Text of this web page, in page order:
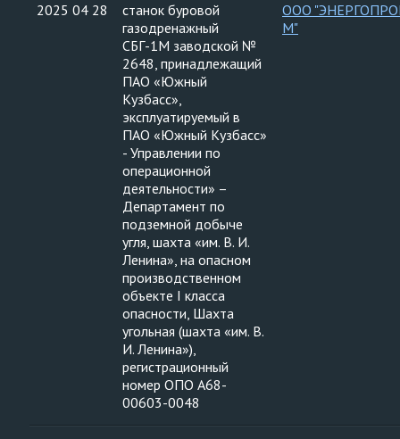
2025 04 28
станок буровой
газодренажный
СБГ-1М заводской №
2648, принадлежащий
ПАО «Южный
Кузбасс»,
эксплуатируемый в
ПАО «Южный Кузбасс»
- Управлении по
операционной
деятельности» –
Департамент по
подземной добыче
угля, шахта «им. В. И.
Ленина», на опасном
производственном
объекте I класса
опасности, Шахта
угольная (шахта «им. В.
И. Ленина»),
регистрационный
номер ОПО А68-
00603-0048
ООО
М"